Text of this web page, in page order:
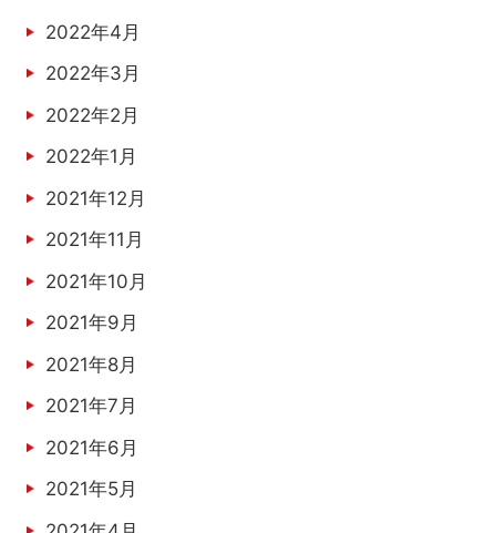
2022年4月
2022年3月
2022年2月
2022年1月
2021年12月
2021年11月
2021年10月
2021年9月
2021年8月
2021年7月
2021年6月
2021年5月